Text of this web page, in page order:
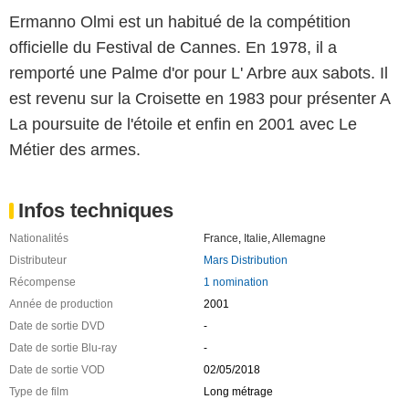
Ermanno Olmi est un habitué de la compétition
officielle du Festival de Cannes. En 1978, il a
remporté une Palme d'or pour L' Arbre aux sabots. Il
est revenu sur la Croisette en 1983 pour présenter A
La poursuite de l'étoile et enfin en 2001 avec Le
Métier des armes.
Infos techniques
Nationalités France, Italie,Allemagne
Distributeur
Mars Distribution
Récompense
1 nomination
Année de production
2001
Date de sortie DVD
-
Date de sortie Blu-ray
-
Date de sortie VOD
02/05/2018
Type de film
Long métrage